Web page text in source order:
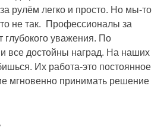
рулём легко и просто. Но мы-то
не так. Профессионалы за
глубокого уважения. По
все достойны наград. На наших
Их работа-это постоянное
мгновенно принимать решение